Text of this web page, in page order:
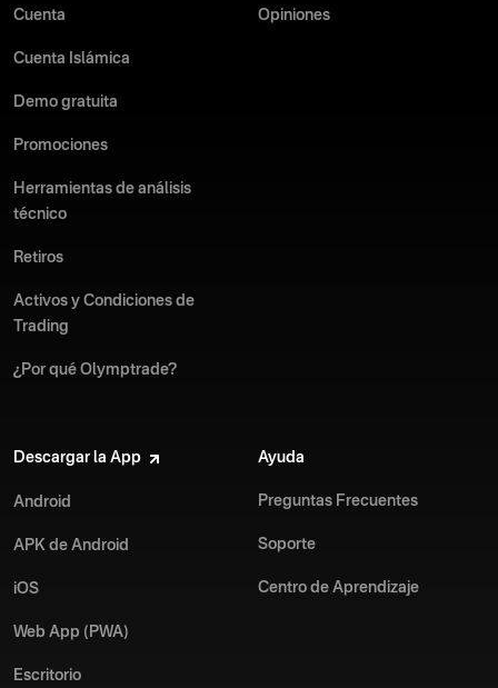
Cuenta
Cuenta Islámica
Demo gratuita
Promociones
Herramientas de análisis
técnico
Retiros
Activos y Condiciones de
Trading
¿Por qué Olymptrade?
Opiniones
Descargar la App
Android
APK de Android
iOS
Web App (PWA)
Escritorio
Ayuda
Preguntas Frecuentes
Soporte
Centro de Aprendizaje